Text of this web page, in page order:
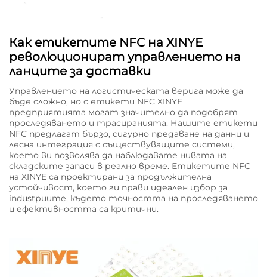
Как етикетите NFC на XINYE
революционират управлението на
ланците за доставки
Управлението на логистическата верига може да
бъде сложно, но с етикети NFC XINYE
предприятията могат значително да подобрят
проследяването и трасиранията. Нашите етикети
NFC предлагат бързо, сигурно предаване на данни и
лесна интеграция с съществуващите системи,
което ви позволява да наблюдавате нивата на
складските запаси в реално време. Етикетите NFC
на XINYE са проектирани за продължителна
устойчивост, което ги прави идеален избор за
industриите, където точността на проследяването
и ефективността са критични.